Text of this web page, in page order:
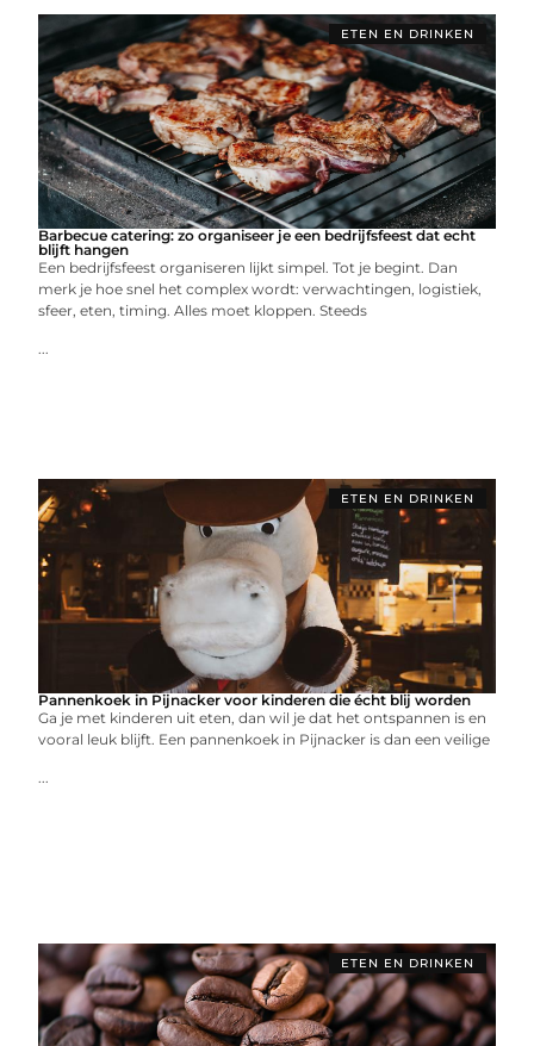
ETEN EN DRINKEN
Barbecue catering: zo organiseer je een bedrijfsfeest dat echt
blijft hangen
Een bedrijfsfeest organiseren lijkt simpel. Tot je begint. Dan
merk je hoe snel het complex wordt: verwachtingen, logistiek,
sfeer, eten, timing. Alles moet kloppen. Steeds
...
ETEN EN DRINKEN
Pannenkoek in Pijnacker voor kinderen die écht blij worden
Ga je met kinderen uit eten, dan wil je dat het ontspannen is en
vooral leuk blijft. Een pannenkoek in Pijnacker is dan een veilige
...
ETEN EN DRINKEN